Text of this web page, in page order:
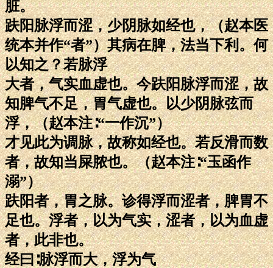
脏。
趺阳脉浮而涩，少阴脉如经也，（赵本医
统本并作“者”）其病在脾，法当下利。何
以知之？若脉浮
大者，气实血虚也。今趺阳脉浮而涩，故
知脾气不足，胃气虚也。以少阴脉弦而
浮，（赵本注∶“一作沉”）
才见此为调脉，故称如经也。若反滑而数
者，故知当屎脓也。（赵本注∶“玉函作
溺”）
趺阳者，胃之脉。诊得浮而涩者，脾胃不
足也。浮者，以为气实，涩者，以为血虚
者，此非也。
经曰∶脉浮而大，浮为气